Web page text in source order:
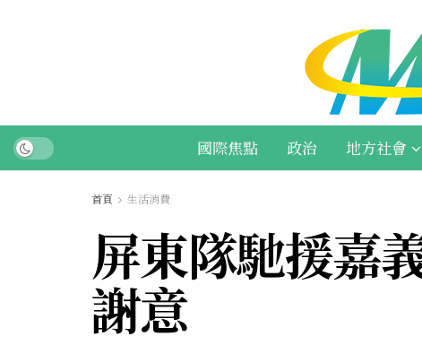
國際焦點 政治 地方社會
首頁 生活消費
屏東隊馳援嘉
謝意